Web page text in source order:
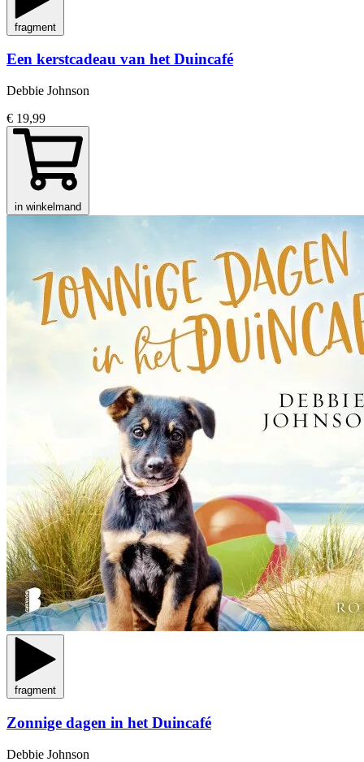
fragment
Een kerstcadeau van het Duincafé
Debbie Johnson
€ 19,99
in winkelmand
fragment
Zonnige dagen in het Duincafé
Debbie Johnson